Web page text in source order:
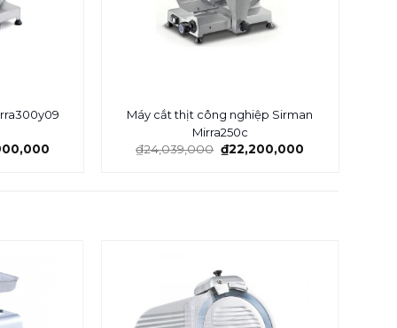
Máy cắt thịt công nghiệp Sirman
Mirra250c
₫24,039,000 ₫22,200,000